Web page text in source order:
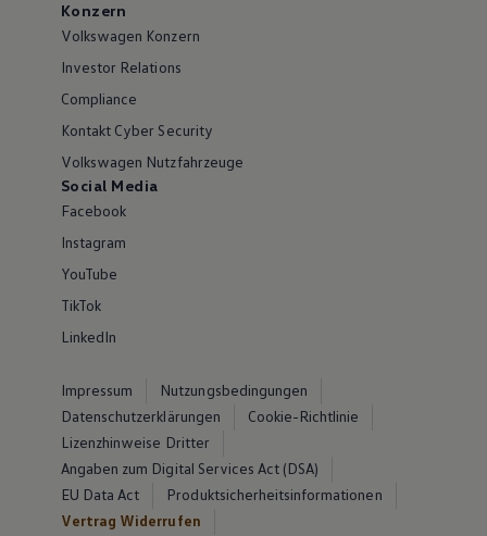
Konzern
Volkswagen Konzern
Investor Relations
Compliance
Kontakt Cyber Security
Volkswagen Nutzfahrzeuge
Social Media
Facebook
Instagram
YouTube
TikTok
LinkedIn
Impressum
Nutzungsbedingungen
Datenschutzerklärungen
Cookie-Richtlinie
Lizenzhinweise Dritter
Angaben zum Digital Services Act (DSA)
EU Data Act
Produktsicherheitsinformationen
Vertrag Widerrufen